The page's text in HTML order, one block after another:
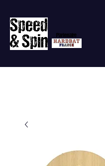
Partenaire